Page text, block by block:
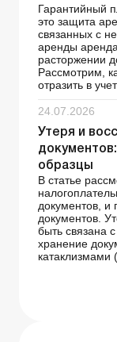
Гарантийный
это защита
связанных с
аренды
расторжении
Рассмотрим,
отразить в
24.07.2026
Утеря и
образцы
В статье
документов,
документов.
быть связана
хранение
катаклизмами